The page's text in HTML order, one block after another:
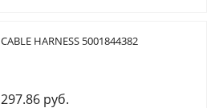
CABLE HARNESS 5001844382
297.86 руб.